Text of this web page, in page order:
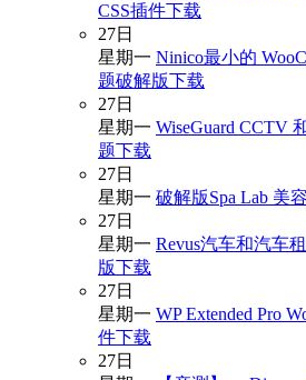
CSS插件下载
27日
星期一 Ninico最小的
题破解版下载
27日
星期一 WiseGuard CCTV
题下载
27日
星期一 破解版Spa Lab 美
27日
星期一 Revus汽车和汽车
版下载
27日
星期一 WP Extended Pro
件下载
27日